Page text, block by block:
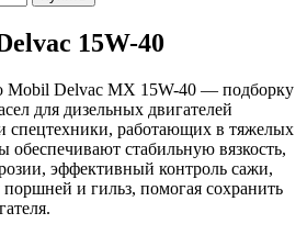
15W-40
Mobil Delvac MX 15W-40 — подборку
для дизельных двигателей
спецтехники, работающих в тяжелых
обеспечивают стабильную вязкость,
эффективный контроль сажи,
и гильз, помогая сохранить